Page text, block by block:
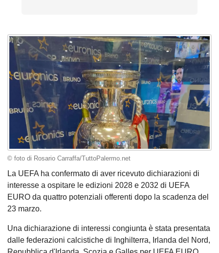
© foto di Rosario Carraffa/TuttoPalermo.net
La UEFA ha confermato di aver ricevuto dichiarazioni di
interesse a ospitare le edizioni 2028 e 2032 di UEFA
EURO da quattro potenziali offerenti dopo la scadenza del
23 marzo.
Una dichiarazione di interessi congiunta è stata presentata
dalle federazioni calcistiche di Inghilterra, Irlanda del Nord,